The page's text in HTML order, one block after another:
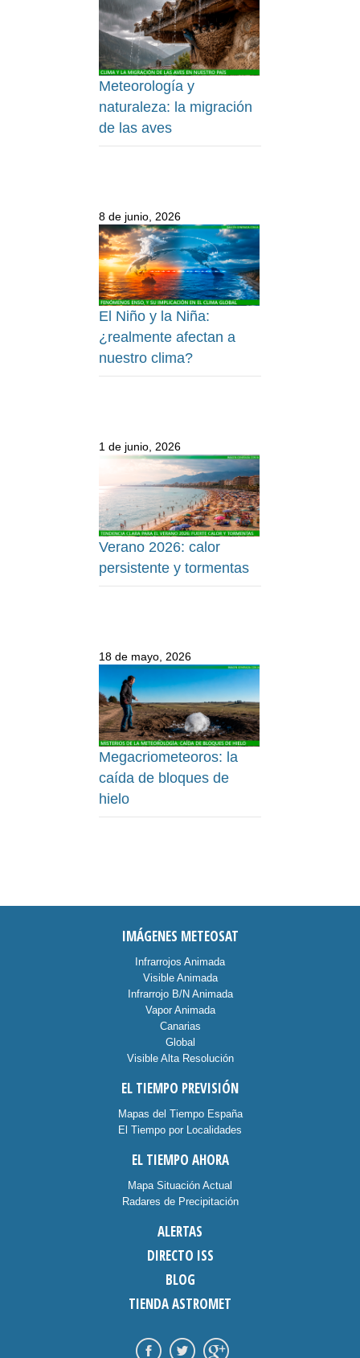
Meteorología y
naturaleza: la migración
de las aves
8 de junio, 2026
El Niño y la Niña:
¿realmente afectan a
nuestro clima?
1 de junio, 2026
Verano 2026: calor
persistente y tormentas
18 de mayo, 2026
Megacriometeoros: la
caída de bloques de
hielo
IMÁGENES METEOSAT
Infrarrojos Animada
Visible Animada
Infrarrojo B/N Animada
Vapor Animada
Canarias
Global
Visible Alta Resolución
EL TIEMPO PREVISIÓN
Mapas del Tiempo España
El Tiempo por Localidades
EL TIEMPO AHORA
Mapa Situación Actual
Radares de Precipitación
ALERTAS
DIRECTO ISS
BLOG
TIENDA ASTROMET